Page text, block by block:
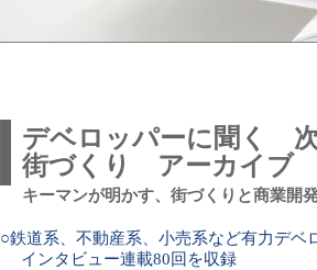
デベロッパーに聞く
街づくり アーカイブ
キーマンが明かす、街づくりと商業開
○鉄道系、不動産系、小売系など有力デベ
インタビュー連載80回を収録